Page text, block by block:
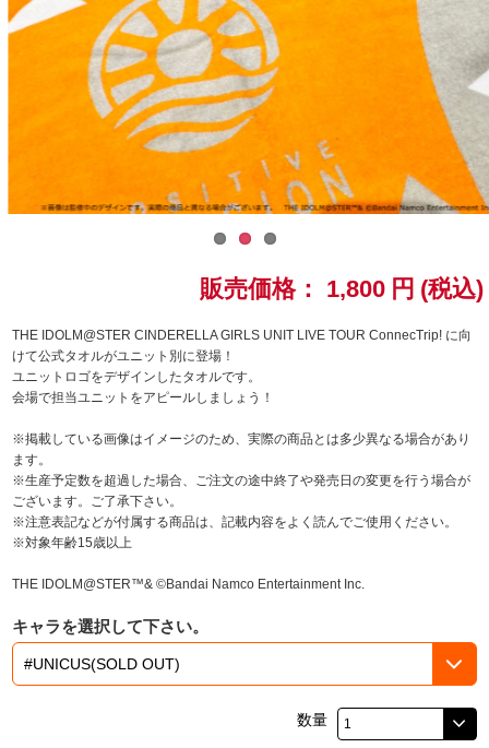
ACE COMBAT
パックマン
ナムコクラシック
ラブライブ！シリーズ
ラブライブ！
ラブライブ！サンシャイン‼
ラブライブ！虹ヶ咲学園スクールアイドル同好会
ラブライブ！スーパースター!!
アイドリッシュセブン
モフモフパレード
販売価格： 1,800 円 (税込)
THE IDOLM@STER CINDERELLA GIRLS UNIT LIVE TOUR ConnecTrip! に向
けて公式タオルがユニット別に登場！
ユニットロゴをデザインしたタオルです。
会場で担当ユニットをアピールしましょう！
※掲載している画像はイメージのため、実際の商品とは多少異なる場合があり
ます。
※生産予定数を超過した場合、ご注文の途中終了や発売日の変更を行う場合が
ございます。ご了承下さい。
※注意表記などが付属する商品は、記載内容をよく読んでご使用ください。
※対象年齢15歳以上
THE IDOLM@STER™& ©Bandai Namco Entertainment Inc.
キャラを選択して下さい。
数量